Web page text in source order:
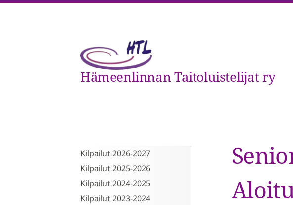
Hämeenlinnan Taitoluistelijat ry
Kilpailut 2026-2027
Kilpailut 2025-2026
Kilpailut 2024-2025
Kilpailut 2023-2024